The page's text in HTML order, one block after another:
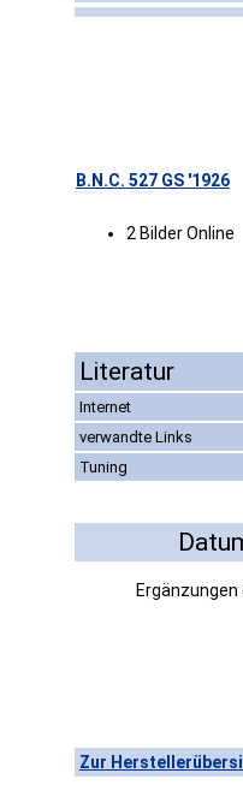
B.N.C. 527 GS '1926
2 Bilder Online
Literatur
Internet
verwandte Links
Tuning
Zur